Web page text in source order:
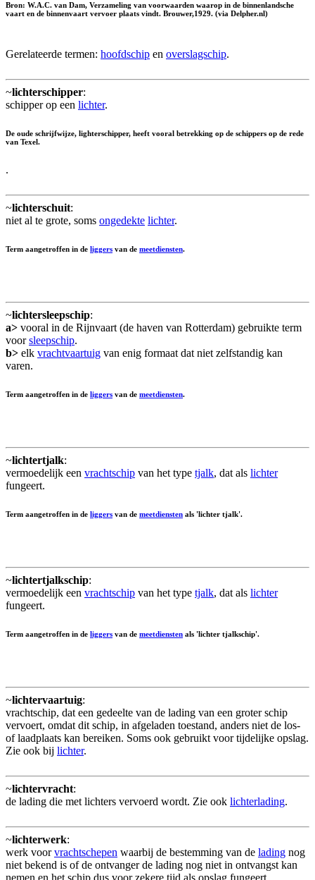
Bron: W.A.C. van Dam, Verzameling van voorwaarden waarop in de binnenlandsche
vaart en de binnenvaart vervoer plaats vindt. Brouwer,1929. (via Delpher.nl)
Gerelateerde termen: hoofdschip en overslagschip.
~lichterschipper:
schipper op een lichter.
De oude schrijfwijze, lighterschipper, heeft vooral betrekking op de schippers op de rede
van Texel.
.
~lichterschuit:
niet al te grote, soms ongedekte lichter.
Term aangetroffen in de liggers van de meetdiensten.
~lichtersleepschip:
a> vooral in de Rijnvaart (de haven van Rotterdam) gebruikte term
voorsleepschip.
b> elk vrachtvaartuig van enig formaat dat niet zelfstandig kan
varen.
Term aangetroffen in de liggers van de meetdiensten.
~lichtertjalk:
vermoedelijk een vrachtschip van het type tjalk, dat als lichter
fungeert.
Term aangetroffen in de liggers van de meetdiensten als 'lichter tjalk'.
~lichtertjalkschip:
vermoedelijk een vrachtschip van het type tjalk, dat als lichter
fungeert.
Term aangetroffen in de liggers van de meetdiensten als 'lichter tjalkschip'.
~lichtervaartuig:
vrachtschip, dat een gedeelte van de lading van een groter schip
vervoert, omdat dit schip, in afgeladen toestand, anders niet de los-
of laadplaats kan bereiken. Soms ook gebruikt voor tijdelijke opslag.
Zie ook bij lichter.
~lichtervracht:
de lading die met lichters vervoerd wordt. Zie ook lichterlading.
~lichterwerk:
werk voorvrachtschepen waarbij de bestemming van de lading nog
niet bekend is of de ontvanger de lading nog niet in ontvangst kan
nemen en het schip dus voor zekere tijd als opslag fungeert.